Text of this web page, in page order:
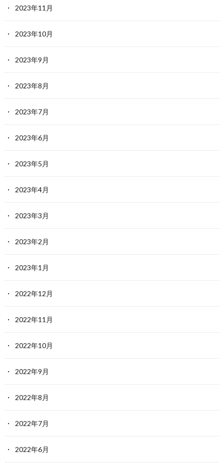
2023年11月
2023年10月
2023年9月
2023年8月
2023年7月
2023年6月
2023年5月
2023年4月
2023年3月
2023年2月
2023年1月
2022年12月
2022年11月
2022年10月
2022年9月
2022年8月
2022年7月
2022年6月